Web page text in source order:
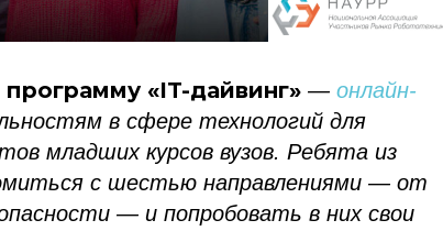
«IT-дайвинг» — онлайн-
в сфере технологий для
младших курсов вузов. Ребята из
с шестью направлениями — от
— и попробовать в них свои